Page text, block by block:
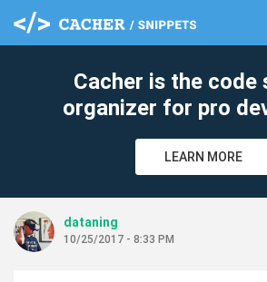
Cacher is the code
organizer for pro
LEARN MORE
dataning
10/25/2017 - 8:33 PM